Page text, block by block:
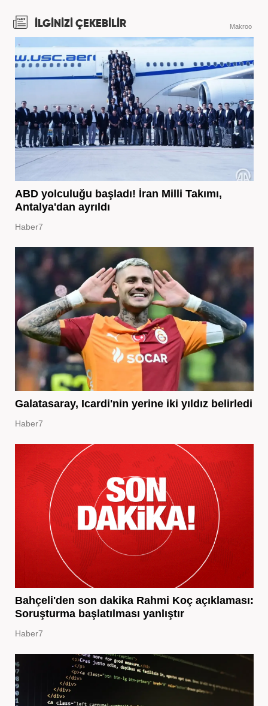
İLGİNİZİ ÇEKEBİLİR Makroo
ABD yolculuğu başladı! İran Milli Takımı,
Antalya'dan ayrıldı
Haber7
Galatasaray, Icardi'nin yerine iki yıldız belirledi
Haber7
Bahçeli'den son dakika Rahmi Koç açıklaması:
Soruşturma başlatılması yanlıştır
Haber7